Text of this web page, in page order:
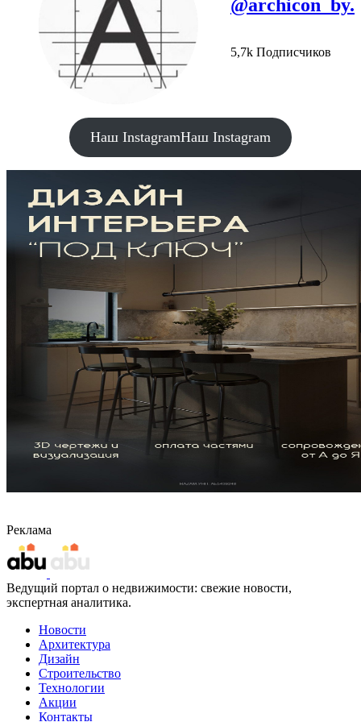
@archicon_by.
5,7k Подписчиков
Наш InstagramНаш Instagram
Реклама
Ведущий портал о недвижимости: свежие новости,
экспертная аналитика.
Новости
Архитектура
Дизайн
Строительство
Технологии
Акции
Контакты